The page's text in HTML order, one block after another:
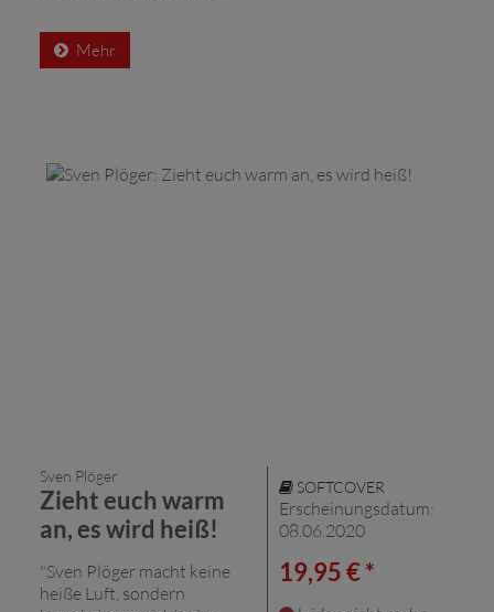
Mehr
Sven Plöger
Zieht euch warm
an, es wird heiß!
"Sven Plöger macht keine
heiße Luft, sondern
SOFTCOVER
Erscheinungsdatum:
08.06.2020
19,95 € *